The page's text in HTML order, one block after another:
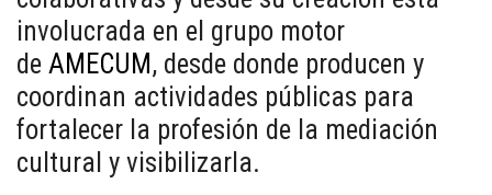
involucrada en el grupo motor
de AMECUM , desde donde producen y
coordinan actividades públicas para
fortalecer la profesión de la mediación
cultural y visibilizarla.